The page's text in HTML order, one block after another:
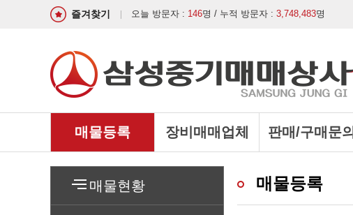
즐겨찾기 오늘 방문자 : 146명 / 누적 방문자 : 3,748,483명
매물등록 장비매매업체 판매/구매문의
매물현황 매물등록